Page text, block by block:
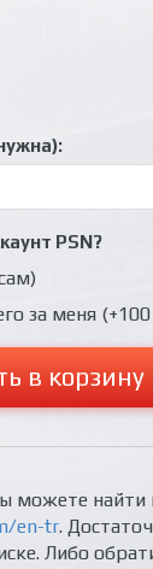
PSN?
за меня
в корзину
можете найти
en-tr.
Либо